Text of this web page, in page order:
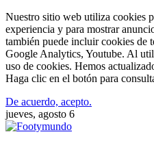
Nuestro sitio web utiliza cookies
experiencia y para mostrar
también puede incluir cookies de
Google Analytics, Youtube. Al
uso de cookies. Hemos
Haga clic en el botón para
De acuerdo, acepto.
jueves, agosto 6